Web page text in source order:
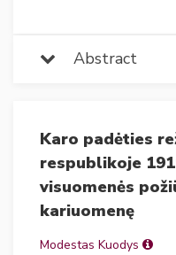
Abstract
Karo padėties
respublikoje
visuomenės
kariuomenę
Modestas Kuodys